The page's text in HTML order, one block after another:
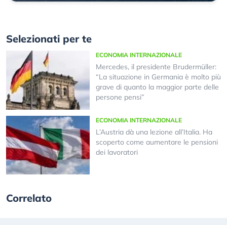
Selezionati per te
ECONOMIA INTERNAZIONALE
Mercedes, il presidente Brudermüller:
“La situazione in Germania è molto più
grave di quanto la maggior parte delle
persone pensi”
ECONOMIA INTERNAZIONALE
L’Austria dà una lezione all’Italia. Ha
scoperto come aumentare le pensioni
dei lavoratori
Correlato